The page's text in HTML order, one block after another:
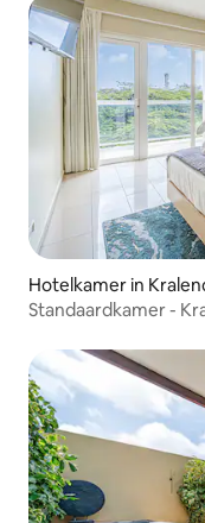
Hotelkamer in
Standaardkamer -